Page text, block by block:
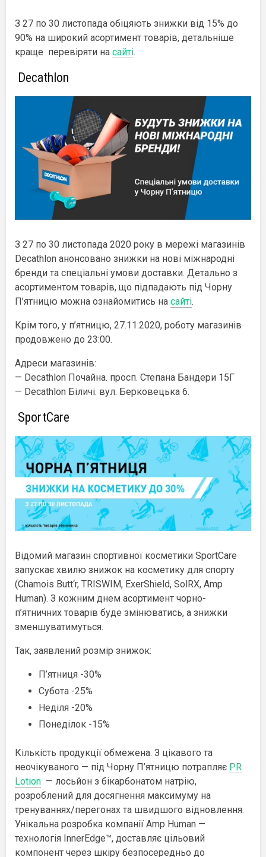
З 27 по 30 листопада обіцяють знижки від 15% до
90% на широкий асортимент товарів, детальніше
краще перевіряти на сайті.
Decathlon
З 27 по 30 листопада 2020 року в мережі магазинів
Decathlon анонсовано знижки на нові міжнародні
бренди та спеціальні умови доставки. Детально з
асортиментом товарів, що підпадають під Чорну
П’ятницю можна ознайомитись на сайті.
Крім того, у п’ятницю, 27.11.2020, роботу магазинів
продовжено до 23:00.
Адреси магазинів:
— Decathlon Почайна. просп. Степана Бандери 15Г
— Decathlon Біличі. вул. Берковецька 6.
SportCare
Відомий магазин спортивної косметики SportCare
запускає хвилю знижок на косметику для спорту
(Chamois Butt‘r, TRISWIM, ExerShield, SolRX, Amp
Human). З кожним днем асортимент чорно-
п’ятничних товарів буде змінюватись, а знижки
зменшуватимуться.
Так, заявлений розмір знижок:
П’ятниця -30%
Субота -25%
Неділя -20%
Понеділок -15%
Кількість продукції обмежена. З цікавого та
неочікуваного — під Чорну П’ятницю потрапляє PR
Lotion — лосьйон з бікарбонатом натрію,
розроблений для досягнення максимуму на
тренуваннях/перегонах та швидшого відновлення.
Унікальна розробка компанії Amp Human —
технологія InnerEdge™, доставляє цільовий
компонент через шкіру безпосередньо до